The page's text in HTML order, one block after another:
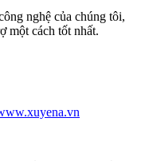
nghệ của chúng tôi,
một cách tốt nhất.